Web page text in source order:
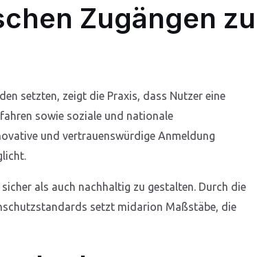
Zugängen zu
setzten, zeigt die Praxis, dass Nutzer eine
sowie soziale und nationale
und vertrauenswürdige Anmeldung
als auch nachhaltig zu gestalten. Durch die
setzt midarion Maßstäbe, die